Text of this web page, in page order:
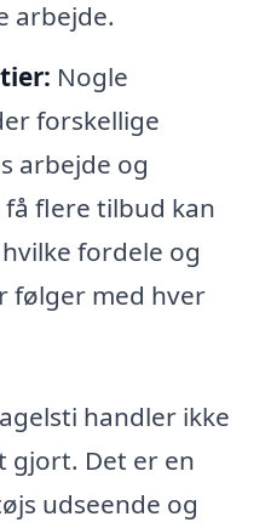
arbejde.
Nogle
forskellige
arbejde og
flere tilbud kan
fordele og
følger med hver
handler ikke
gjort. Det er en
udseende og